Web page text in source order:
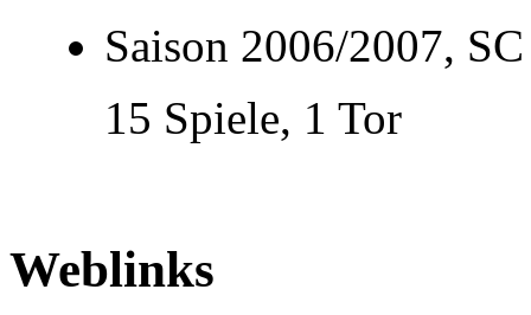
Saison 2006/2007,
15 Spiele, 1 Tor
Weblinks